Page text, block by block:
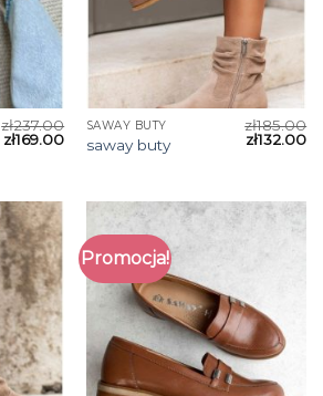
zł237.00
zł169.00
SAWAY BUTY
saway buty
zł185.00
zł132.00
Promocja!